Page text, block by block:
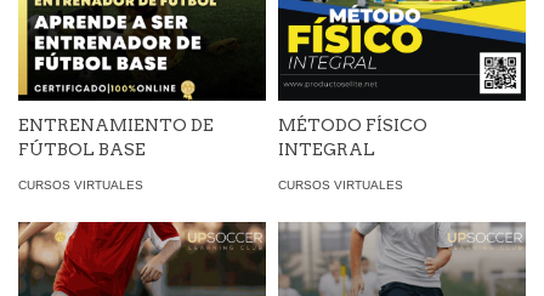
ENTRENAMIENTO DE
FÚTBOL BASE
CURSOS VIRTUALES
MÉTODO FÍSICO
INTEGRAL
CURSOS VIRTUALES